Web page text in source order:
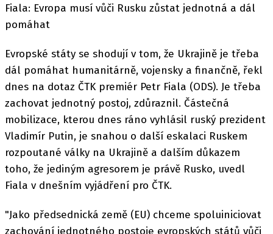
Fiala: Evropa musí vůči Rusku zůstat jednotná a dál
pomáhat
Evropské státy se shodují v tom, že Ukrajině je třeba
dál pomáhat humanitárně, vojensky a finančně, řekl
dnes na dotaz ČTK premiér Petr Fiala (ODS). Je třeba
zachovat jednotný postoj, zdůraznil. Částečná
mobilizace, kterou dnes ráno vyhlásil ruský prezident
Vladimír Putin, je snahou o další eskalaci Ruskem
rozpoutané války na Ukrajině a dalším důkazem
toho, že jediným agresorem je právě Rusko, uvedl
Fiala v dnešním vyjádření pro ČTK.
"Jako předsednická země (EU) chceme spoluiniciovat
zachování jednotného postoje evropských států vůči